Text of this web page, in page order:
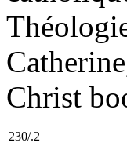
Christ
230/.2